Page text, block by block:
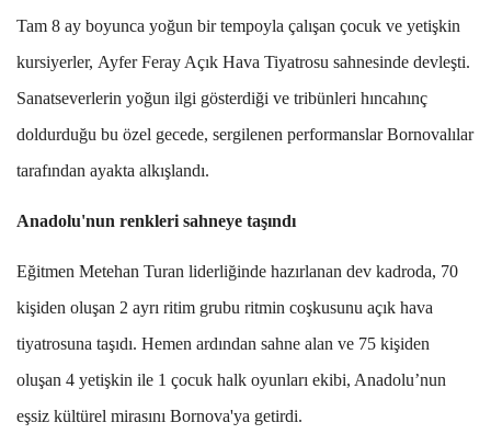
Tam 8 ay boyunca yoğun bir tempoyla çalışan çocuk ve yetişkin
kursiyerler, Ayfer Feray Açık Hava Tiyatrosu sahnesinde devleşti.
Sanatseverlerin yoğun ilgi gösterdiği ve tribünleri hıncahınç
doldurduğu bu özel gecede, sergilenen performanslar Bornovalılar
tarafından ayakta alkışlandı.
Anadolu'nun renkleri sahneye taşındı
Eğitmen Metehan Turan liderliğinde hazırlanan dev kadroda, 70
kişiden oluşan 2 ayrı ritim grubu ritmin coşkusunu açık hava
tiyatrosuna taşıdı. Hemen ardından sahne alan ve 75 kişiden
oluşan 4 yetişkin ile 1 çocuk halk oyunları ekibi, Anadolu’nun
eşsiz kültürel mirasını Bornova'ya getirdi.